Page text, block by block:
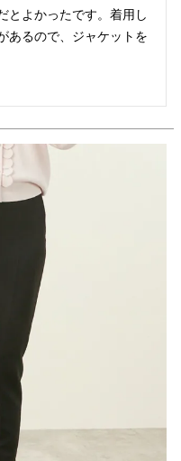
とよかったです。着用し
あるので、ジャケットを